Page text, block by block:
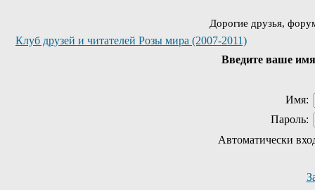
Дорогие друзья,
Клуб друзей и читателей Розы мира (2007-2011)
Введите ваше
Имя:
Пароль:
Автоматически